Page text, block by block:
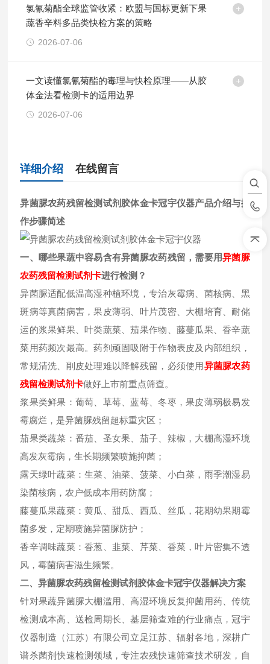
氯氰菊酯全球监管收紧：欧盟与国标更新下果
蔬香辛料多品类快检方案的策略
2026-07-06
一文读懂氯氰菊酯的毒理与快检原理——从胶
体金法看检测卡的适用边界
2026-07-06
详细介绍 在线留言
异菌脲农药残留检测试剂胶体金卡冠宇仪器产品介绍与操
作步骤简述
一、哪些果蔬中容易含有异菌脲农药残留，需要用异菌脲
农药残留检测试剂卡进行检测？
异菌脲适配低温高湿种植环境，专治灰霉病、菌核病、黑
斑病等真菌病害，果皮薄弱、叶片茂密、大棚培育、耐储
运的浆果鲜果、叶类蔬菜、茄果作物、藤蔓瓜果、香辛蔬
菜用药频次最高。药剂顽固吸附于作物表皮及内部组织，
常规清洗、削皮处理难以降解残留，必须使用异菌脲农药
残留检测试剂卡做好上市前重点筛查。
浆果类鲜果：葡萄、草莓、蓝莓、冬枣，果皮薄弱极易发
霉腐烂，是异菌脲残留超标重灾区；
茄果类蔬菜：番茄、圣女果、茄子、辣椒，大棚高湿环境
高发灰霉病，生长期频繁喷施抑菌；
露天绿叶蔬菜：生菜、油菜、菠菜、小白菜，雨季潮湿易
染菌核病，农户低成本用药防腐；
藤蔓瓜果蔬菜：黄瓜、甜瓜、西瓜、丝瓜，花期幼果期霉
菌多发，定期喷施异菌脲防护；
香辛调味蔬菜：香葱、韭菜、芹菜、香菜，叶片密集不透
风，霉菌病害滋生频繁。
二、异菌脲农药残留检测试剂胶体金卡冠宇仪器解决方案
针对果蔬异菌脲大棚滥用、高湿环境反复抑菌用药、传统
检测成本高、送检周期长、基层筛查难的行业痛点，冠宇
仪器制造（江苏）有限公司立足江苏、辐射各地，深耕广
谱杀菌剂快速检测领域，专注农残快速筛查技术研发，自